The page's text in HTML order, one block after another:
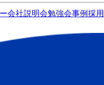
会社説明会勉強会事例採用